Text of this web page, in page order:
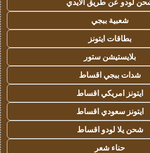
لودو عن طريق الايدي
شعبية ببجي
بطاقات ايتونز
بلايستيشن ستور
شدات ببجي اقساط
ايتونز امريكي اقساط
ايتونز سعودي اقساط
شحن يلا لودو اقساط
حناء شعر